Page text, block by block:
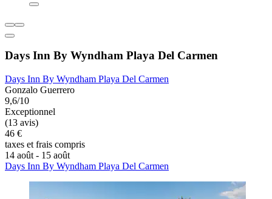
Days Inn By Wyndham Playa Del Carmen
Days Inn By Wyndham Playa Del Carmen
Gonzalo Guerrero
9,6/10
Exceptionnel
(13 avis)
46 €
taxes et frais compris
14 août - 15 août
Days Inn By Wyndham Playa Del Carmen